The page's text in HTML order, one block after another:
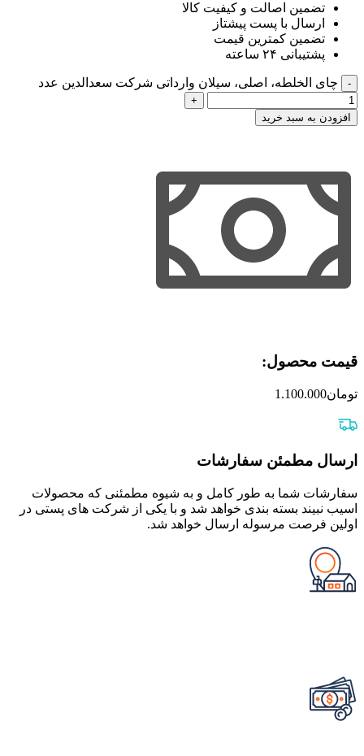
تضمین اصالت و کیفیت کالا
ارسال با پست پیشتاز
تضمین کمترین قیمت
پشتیبانی ۲۴ ساعته
چای الخلطه، اصلی، سیلان وارداتی شرکت سعدالدین عدد
افزودن به سبد خرید
قیمت محصول:​
تومان1.100.000
ارسال مطمئن سفارشات
سفارشات شما به طور کامل و به شیوه مطمئنی که محصولات
اسیب نبیند بسته بندی خواهد شد و با یکی از شرکت های پستی در
اولین فرصت مرسوله ارسال خواهد شد.